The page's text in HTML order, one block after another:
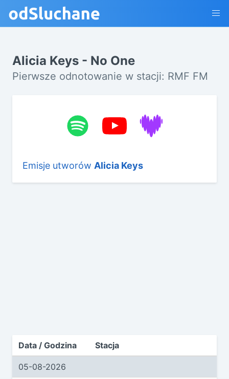
Alicia Keys - No One
Pierwsze odnotowanie w stacji: RMF FM
Emisje utworów Alicia Keys
Data / Godzina Stacja
05-08-2026